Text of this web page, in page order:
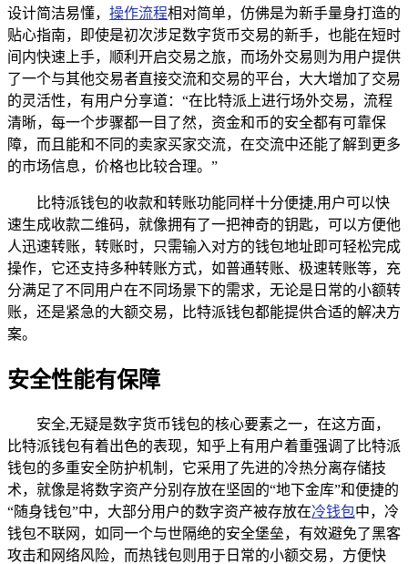
设计简洁易懂， 操作流程相对简单，仿佛是为新手量身打造的
贴心指南，即使是初次涉足数字货币交易的新手，也能在短时
间内快速上手，顺利开启交易之旅，而场外交易则为用户提供
了一个与其他交易者直接交流和交易的平台，大大增加了交易
的灵活性，有用户分享道：“在比特派上进行场外交易，流程
清晰，每一个步骤都一目了然，资金和币的安全都有可靠保
障，而且能和不同的卖家买家交流，在交流中还能了解到更多
的市场信息，价格也比较合理。”
比特派钱包的收款和转账功能同样十分便捷,用户可以快
速生成收款二维码，就像拥有了一把神奇的钥匙，可以方便他
人迅速转账，转账时，只需输入对方的钱包地址即可轻松完成
操作，它还支持多种转账方式，如普通转账、极速转账等，充
分满足了不同用户在不同场景下的需求，无论是日常的小额转
账，还是紧急的大额交易，比特派钱包都能提供合适的解决方
案。
安全性能有保障
安全,无疑是数字货币钱包的核心要素之一，在这方面，
比特派钱包有着出色的表现，知乎上有用户着重强调了比特派
钱包的多重安全防护机制，它采用了先进的冷热分离存储技
术，就像是将数字资产分别存放在坚固的“地下金库”和便捷的
“随身钱包”中，大部分用户的数字资产被存放在冷钱包中，冷
钱包不联网，如同一个与世隔绝的安全堡垒，有效避免了黑客
攻击和网络风险，而热钱包则用于日常的小额交易，方便快